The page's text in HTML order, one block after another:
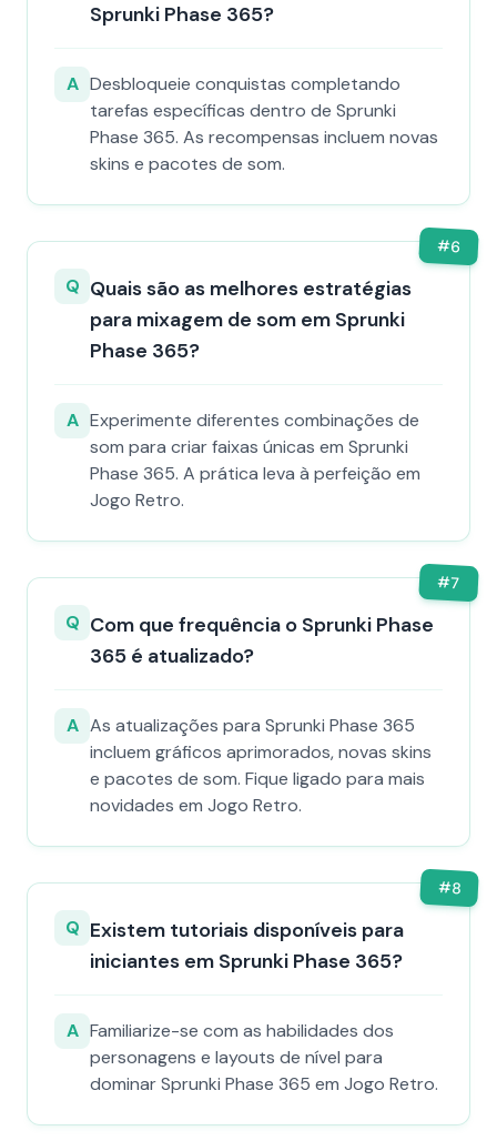
Sprunki Phase 365?
A Desbloqueie conquistas completando
tarefas específicas dentro de Sprunki
Phase 365. As recompensas incluem novas
skins e pacotes de som.
#6
Q Quais são as melhores estratégias
para mixagem de som em Sprunki
Phase 365?
A Experimente diferentes combinações de
som para criar faixas únicas em Sprunki
Phase 365. A prática leva à perfeição em
Jogo Retro.
#7
Q Com que frequência o Sprunki Phase
365 é atualizado?
A As atualizações para Sprunki Phase 365
incluem gráficos aprimorados, novas skins
e pacotes de som. Fique ligado para mais
novidades em Jogo Retro.
#8
Q Existem tutoriais disponíveis para
iniciantes em Sprunki Phase 365?
A Familiarize-se com as habilidades dos
personagens e layouts de nível para
dominar Sprunki Phase 365 em Jogo Retro.